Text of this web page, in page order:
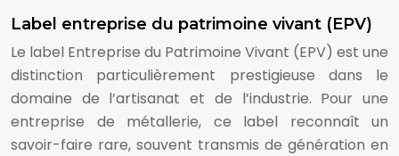
Label entreprise du patrimoine vivant (EPV)
Le label Entreprise du Patrimoine Vivant (EPV) est une
distinction particulièrement prestigieuse dans le
domaine de l’artisanat et de l’industrie. Pour une
entreprise de métallerie, ce label reconnaît un
savoir-faire rare, souvent transmis de génération en